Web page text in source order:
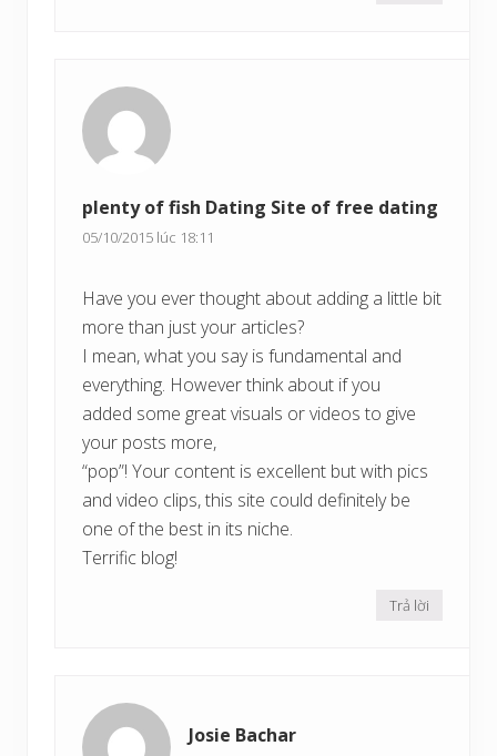
plenty of fish Dating Site of free dating
05/10/2015 lúc 18:11
Have you ever thought about adding a little bit
more than just your articles?
I mean, what you say is fundamental and
everything. However think about if you
added some great visuals or videos to give
your posts more,
“pop”! Your content is excellent but with pics
and video clips, this site could definitely be
one of the best in its niche.
Terrific blog!
Trả lời
Josie Bachar